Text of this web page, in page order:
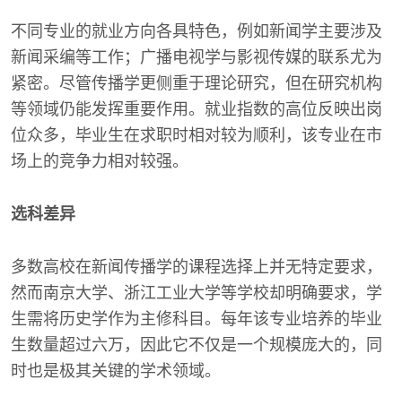
不同专业的就业方向各具特色，例如新闻学主要涉及
新闻采编等工作；广播电视学与影视传媒的联系尤为
紧密。尽管传播学更侧重于理论研究，但在研究机构
等领域仍能发挥重要作用。就业指数的高位反映出岗
位众多，毕业生在求职时相对较为顺利，该专业在市
场上的竞争力相对较强。
选科差异
多数高校在新闻传播学的课程选择上并无特定要求，
然而南京大学、浙江工业大学等学校却明确要求，学
生需将历史学作为主修科目。每年该专业培养的毕业
生数量超过六万，因此它不仅是一个规模庞大的，同
时也是极其关键的学术领域。